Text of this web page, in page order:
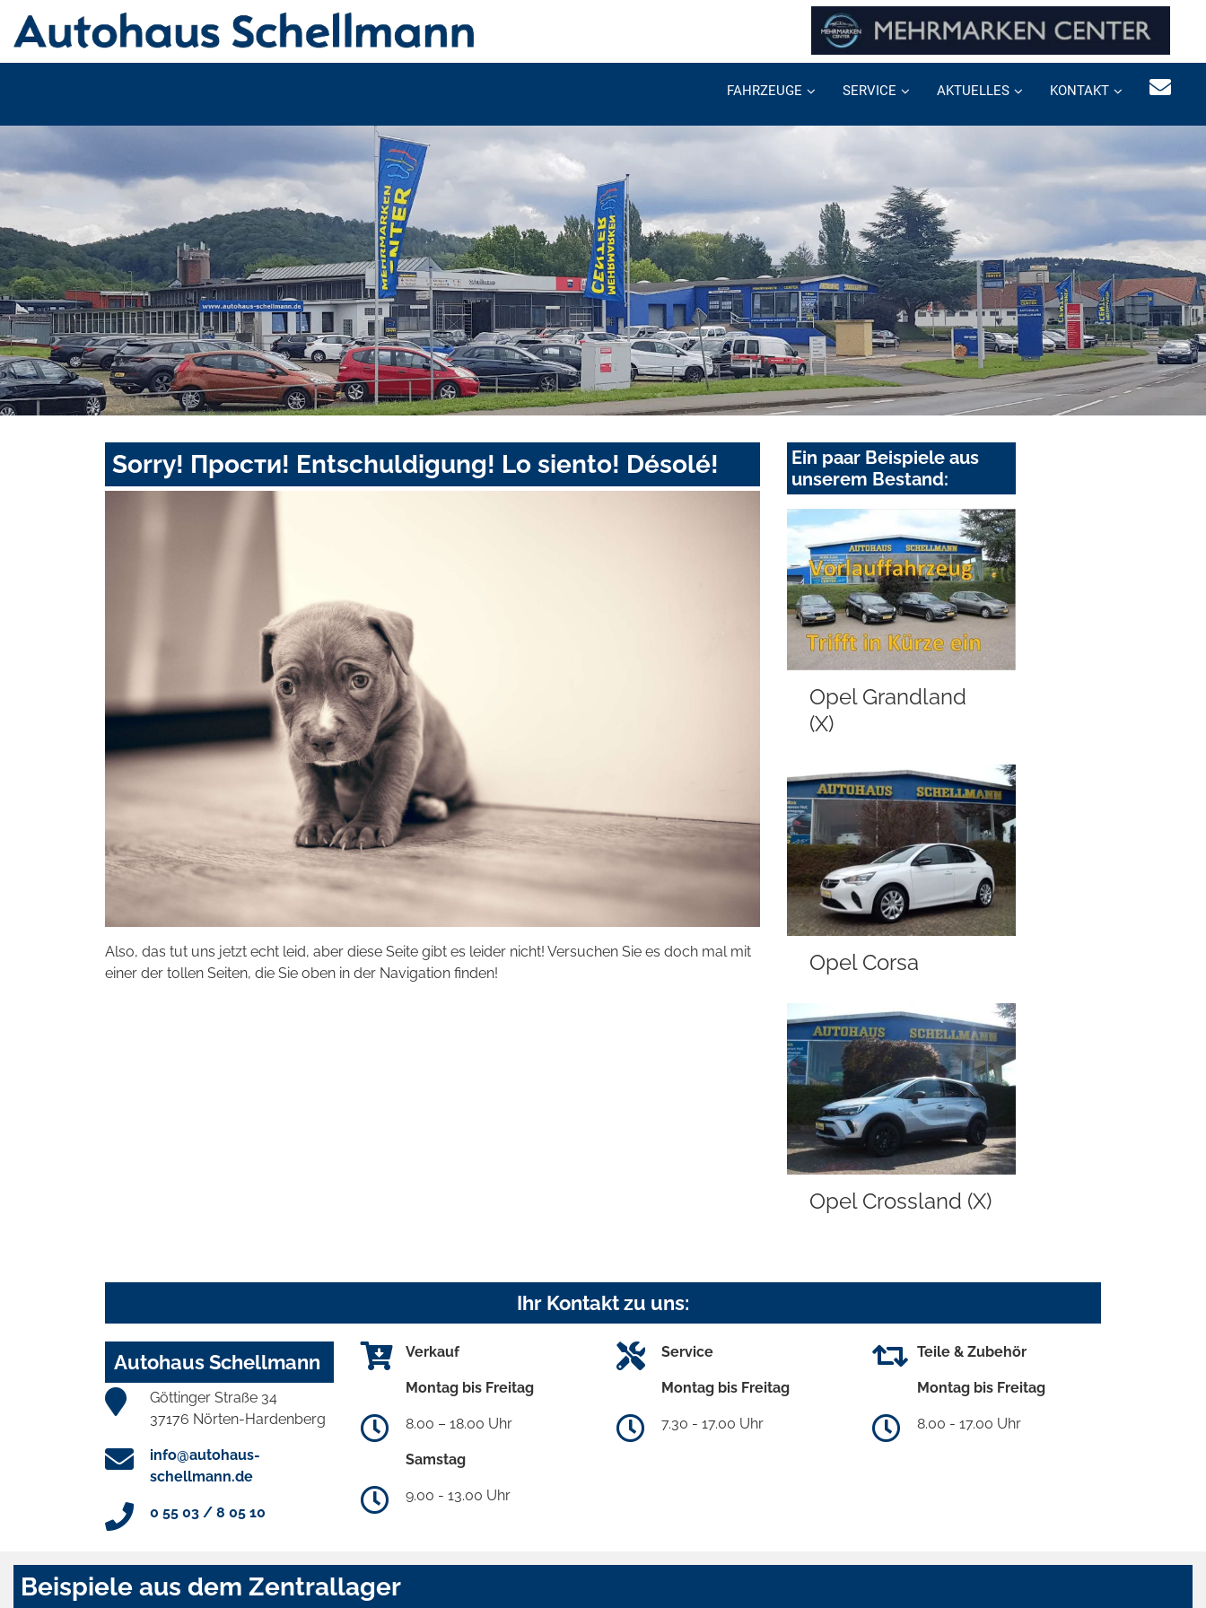
FAHRZEUGE SERVICE AKTUELLES KONTAKT
Sorry! Прости! Entschuldigung! Lo siento! Désolé!
Also, das tut uns jetzt echt leid, aber diese Seite gibt es leider nicht! Versuchen Sie es doch mal mit
einer der tollen Seiten, die Sie oben in der Navigation finden!
Ein paar Beispiele aus
unserem Bestand:
Opel Grandland
(X)
Opel Corsa
Opel Crossland (X)
Ihr Kontakt zu uns:
Autohaus Schellmann
Göttinger Straße 34
37176 Nörten-Hardenberg
info@autohaus-
schellmann.de
0 55 03 / 8 05 10
Verkauf
Montag bis Freitag
8.00 – 18.00 Uhr
Samstag
9.00 - 13.00 Uhr
Service
Montag bis Freitag
7.30 - 17.00 Uhr
Teile & Zubehör
Montag bis Freitag
8.00 - 17.00 Uhr
Beispiele aus dem Zentrallager